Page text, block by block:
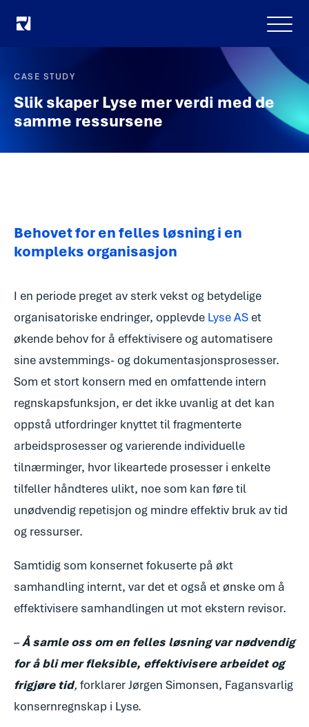
Meny
CASE STUDY
Slik skaper Lyse mer verdi med de
samme ressursene
Behovet for en felles løsning i en
kompleks organisasjon
I en periode preget av sterk vekst og betydelige
organisatoriske endringer, opplevde Lyse AS et
økende behov for å effektivisere og automatisere
sine avstemmings- og dokumentasjonsprosesser.
Som et stort konsern med en omfattende intern
regnskapsfunksjon, er det ikke uvanlig at det kan
oppstå utfordringer knyttet til fragmenterte
arbeidsprosesser og varierende individuelle
tilnærminger, hvor likeartede prosesser i enkelte
tilfeller håndteres ulikt, noe som kan føre til
unødvendig repetisjon og mindre effektiv bruk av tid
og ressurser.
Samtidig som konsernet fokuserte på økt
samhandling internt, var det et også et ønske om å
effektivisere samhandlingen ut mot ekstern revisor.
–Å samle oss om en felles løsning var nødvendig
for å bli mer fleksible, effektivisere arbeidet og
frigjøre tid, forklarer Jørgen Simonsen, Fagansvarlig
konsernregnskap i Lyse.
Med stadig
arbeidsbelastning
innen
regnskapsavdelingen
avgjørende å
automatisere
tidskrevende
oppgaver.»